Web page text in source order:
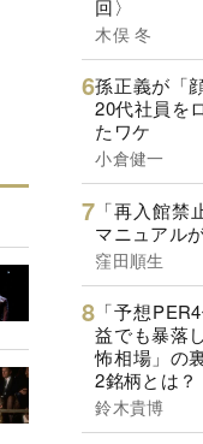
回〉
木俣 冬
孫正義が「
20代社員を
たワケ
小倉健一
「再入館禁
マニュアル
窪田順生
「予想
益でも暴落
怖相場」の
2銘柄とは？
鈴木貴博